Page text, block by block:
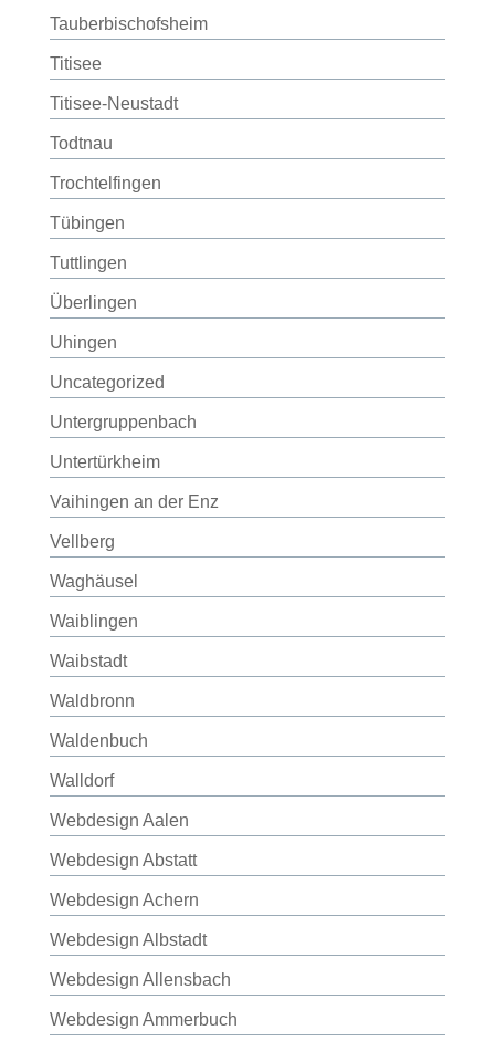
Tauberbischofsheim
Titisee
Titisee-Neustadt
Todtnau
Trochtelfingen
Tübingen
Tuttlingen
Überlingen
Uhingen
Uncategorized
Untergruppenbach
Untertürkheim
Vaihingen an der Enz
Vellberg
Waghäusel
Waiblingen
Waibstadt
Waldbronn
Waldenbuch
Walldorf
Webdesign Aalen
Webdesign Abstatt
Webdesign Achern
Webdesign Albstadt
Webdesign Allensbach
Webdesign Ammerbuch